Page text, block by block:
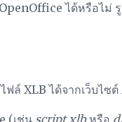
ได้หรือไม่
ล์ XLB ได้จากเว็บไซ
(เช่น script.xlbหรือ